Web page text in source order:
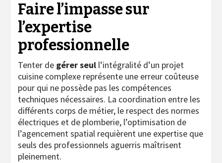
Faire l’impasse sur
l’expertise
professionnelle
Tenter de gérer seul l’intégralité d’un projet
cuisine complexe représente une erreur coûteuse
pour qui ne possède pas les compétences
techniques nécessaires. La coordination entre les
différents corps de métier, le respect des normes
électriques et de plomberie, l’optimisation de
l’agencement spatial requièrent une expertise que
seuls des professionnels aguerris maîtrisent
pleinement.